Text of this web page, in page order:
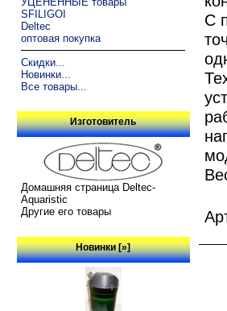
SFILIGOI
Deltec
оптовая покупка
Скидки...
Новинки...
Все товары...
Изготовитель
Домашняя страница Deltec-
Aquaristic
Другие его товары
Новинки [»]
С